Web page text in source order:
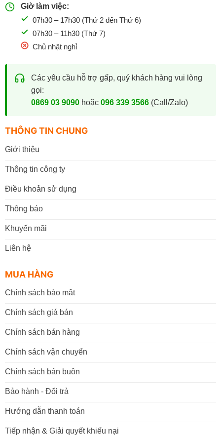
Giờ làm việc:
07h30 – 17h30 (Thứ 2 đến Thứ 6)
07h30 – 11h30 (Thứ 7)
Chủ nhật nghỉ
Các yêu cầu hỗ trợ gấp, quý khách hàng vui lòng
gọi:
0869 03 9090hoặc 096 339 3566(Call/Zalo)
THÔNG TIN CHUNG
Giới thiệu
Thông tin công ty
Điều khoản sử dụng
Thông báo
Khuyến mãi
Liên hệ
MUA HÀNG
Chính sách bảo mật
Chính sách giá bán
Chính sách bán hàng
Chính sách vận chuyển
Chính sách bán buôn
Bảo hành - Đổi trả
Hướng dẫn thanh toán
Tiếp nhận & Giải quyết khiếu nại